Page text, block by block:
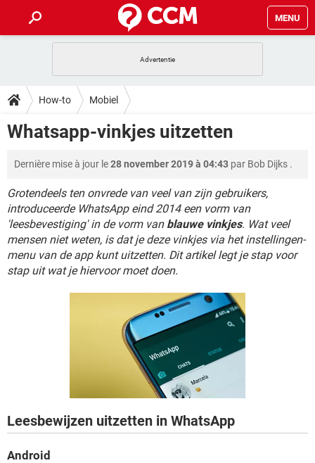
MENU
INSTAGRAM
NETFLIX CORONAVIRUS
HOW-TO
VIDEOBELLEN
INSTAGRAM WINDOWS 10
NETFLIX CORONAVIRUS
GRATIS SNAPCHAT
TIKTOK
DOWNLOADS
NETFLIX CORONAVIRUS
GRATIS SNAPCHAT
FORUM
VIDEOBELLEN GAMES
INSTAGRAM WINDOWS 10
NETFLIX CORONAVIRUS
GRATIS SNAPCHAT
ARTIKELEN
VIDEOBELLEN GAMES
WINDOWS 10
NETFLIX CORONAVIRUS
SNAPCHAT
How-to Mobiel
Whatsapp-vinkjes uitzetten
Dernière mise à jour le28 november 2019 à 04:43 par Bob Dijks .
Grotendeels ten onvrede van veel van zijn gebruikers,
introduceerde WhatsApp eind 2014 een vorm van
'leesbevestiging' in de vorm van blauwe vinkjes. Wat veel
mensen niet weten, is dat je deze vinkjes via het instellingen-
menu van de app kunt uitzetten. Dit artikel legt je stap voor
stap uit wat je hiervoor moet doen.
Leesbewijzen uitzetten in WhatsApp
Android